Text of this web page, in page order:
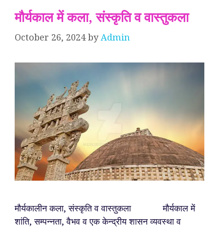
मौर्यकाल में कला, संस्कृति व वास्तुकला
October 26, 2024 by Admin
मौर्यकालीन कला, संस्कृति व वास्तुकला मौर्यकाल में
शांति, सम्पन्नता, वैभव व एक केन्द्रीय शासन व्यवस्था व